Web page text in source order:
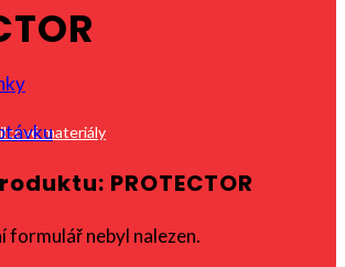
materiály
PROTECTOR
formulář nebyl nalezen.